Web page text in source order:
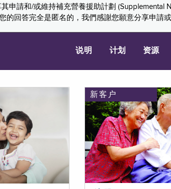
申請和/或維持補充營養援助計劃 (Supplemental
的回答完全是匿名的，我們感謝您願意分享申
说明 计划 资源
新客户